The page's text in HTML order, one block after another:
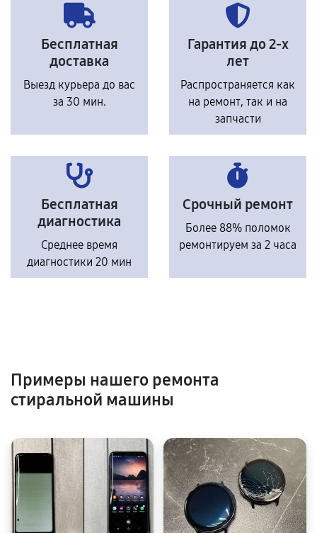
Бесплатная
доставка
Выезд курьера до вас
за 30 мин.
Гарантия до 2-х
лет
Распространяется как
на ремонт, так и на
запчасти
Бесплатная
диагностика
Среднее время
диагностики 20 мин
Срочный ремонт
Более 88% поломок
ремонтируем за 2 часа
Примеры нашего ремонта
стиральной машины